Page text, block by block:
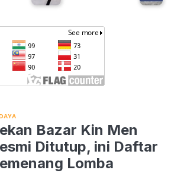
Bazar Kin Men
Ditutup, ini Daftar
Lomba